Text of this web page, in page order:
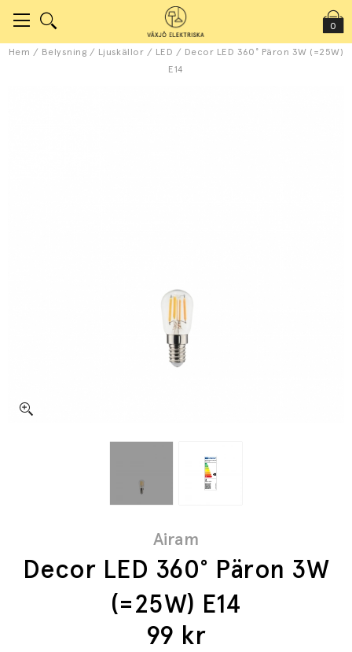
0
Hem / Belysning / Ljuskällor / LED / Decor LED 360° Päron 3W (=25W)
E14
Airam
Decor LED 360° Päron 3W
(=25W) E14
99 kr